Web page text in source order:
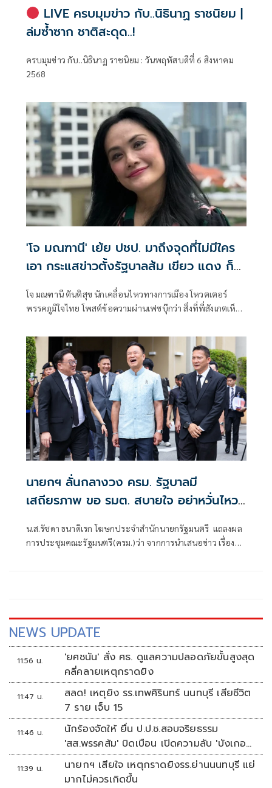
LIVE ครบมุมข่าว กับ..นิธินาฏ ราชนิยม |
ล่มซ้ำซาก ชาติสะดุด..!
ครบมุมข่าว กับ..นิธินาฏ ราชนิยม : วันพฤหัสบดีที่ 6 สิงหาคม
2568
'โจ มณฑานี' เย้ย ปชป. มาถึงจุดที่ไม่มีใคร
เอา กระแสข่าวตั้งรัฐบาลส้ม เขียว แดง ก็
โจ มณฑานี ตันติสุข นักเคลื่อนไหวทางการเมือง โหวตเตอร์
พรรคภูมิใจไทย โพสต์ข้อความผ่านเฟซบุ๊กว่า สิ่งที่พี่สังเกตเห็น
ที่เป็นพรรคที่ทุกฝั่งลืมได้ไงเนี้ย
นายกฯ ลั่นกลางวง ครม. รัฐบาลมี
เสถียรภาพ ขอ รมต. สบายใจ อย่าหวั่นไหว
น.ส.รัชดา ธนาดิเรก โฆษกประจำสำนักนายกรัฐมนตรี แถลงผล
การประชุมคณะรัฐมนตรี(ครม.)ว่า จากการนำเสนอข่าว เรื่อง
NEWS UPDATE
11:56 น.
'ยศชนัน' สั่ง ศธ. ดูแลความปลอดภัยขั้นสูงสุด
คลี่คลายเหตุกราดยิง
11:47 น.
สลด! เหตุยิง รร.เทพศิรินทร์ นนทบุรี เสียชีวิต
7 ราย เจ็บ 15
11:46 น.
นักร้องจัดให้ ยื่น ป.ป.ช.สอบจริยธรรม
'สส.พรรคส้ม' บิดเบือน เปิดความลับ 'บังเกอร์
ทหาร'
11:39 น.
นายกฯ เสียใจ เหตุกราดยิงรร.ย่านนนทบุรี แย่
มากไม่ควรเกิดขึ้น